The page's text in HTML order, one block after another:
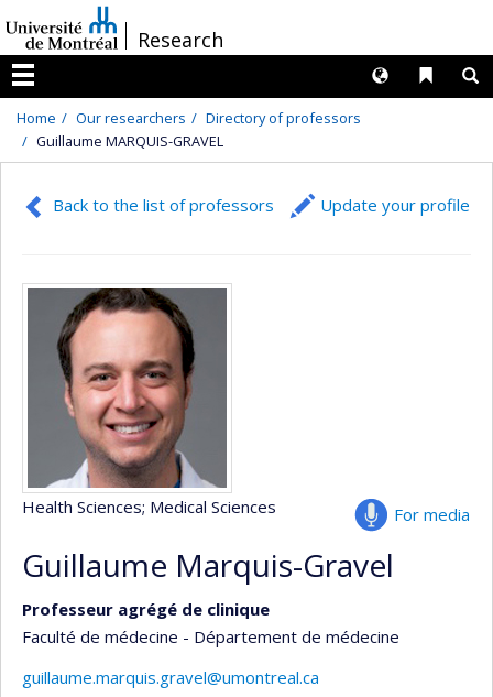
au
contenu
/Research
Menu
Liens
Langues
Home Our researchers
Directory of professors
Guillaume MARQUIS-GRAVEL
Back to the list of professors Update your profile
For media
Health Sciences; Medical Sciences
Guillaume Marquis-Gravel
Professeur agrégé de clinique
Faculté de médecine - Département de médecine
guillaume.marquis.gravel@umontreal.ca